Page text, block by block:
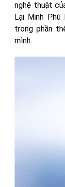
nghệ thuật
Lại Minh
trong phần
mình.